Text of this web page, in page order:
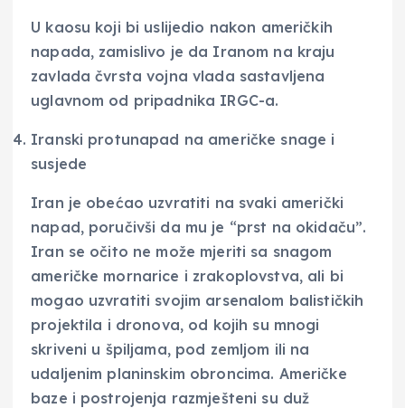
U kaosu koji bi uslijedio nakon američkih
napada, zamislivo je da Iranom na kraju
zavlada čvrsta vojna vlada sastavljena
uglavnom od pripadnika IRGC-a.
Iranski protunapad na američke snage i
susjede
Iran je obećao uzvratiti na svaki američki
napad, poručivši da mu je “prst na okidaču”.
Iran se očito ne može mjeriti sa snagom
američke mornarice i zrakoplovstva, ali bi
mogao uzvratiti svojim arsenalom balističkih
projektila i dronova, od kojih su mnogi
skriveni u špiljama, pod zemljom ili na
udaljenim planinskim obroncima. Američke
baze i postrojenja razmješteni su duž